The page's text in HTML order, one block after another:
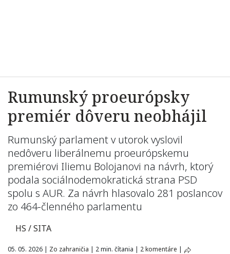
Rumunský proeurópsky
premiér dôveru neobhájil
Rumunský parlament v utorok vyslovil
nedôveru liberálnemu proeurópskemu
premiérovi Iliemu Bolojanovi na návrh, ktorý
podala sociálnodemokratická strana PSD
spolu s AUR. Za návrh hlasovalo 281 poslancov
zo 464-členného parlamentu
HS / SITA
05. 05. 2026 | Zo zahraničia | 2 min. čítania | 2 komentáre |